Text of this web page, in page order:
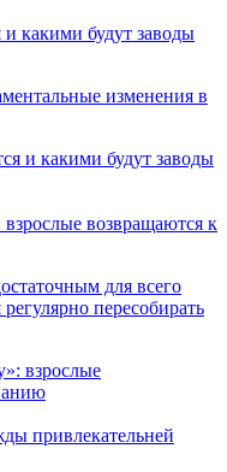
и какими будут заводы
изменения в
возвращаются к
для всего
пересобирать
привлекательней